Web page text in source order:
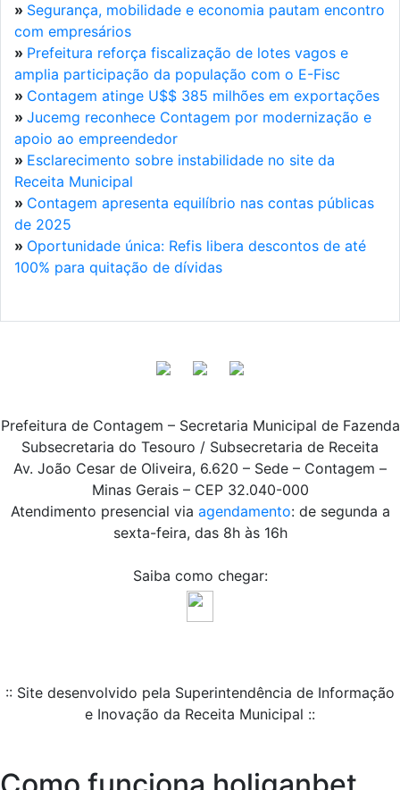
» Segurança, mobilidade e economia pautam encontro
com empresários
» Prefeitura reforça fiscalização de lotes vagos e
amplia participação da população com o E-Fisc
» Contagem atinge U$$ 385 milhões em exportações
» Jucemg reconhece Contagem por modernização e
apoio ao empreendedor
» Esclarecimento sobre instabilidade no site da
Receita Municipal
» Contagem apresenta equilíbrio nas contas públicas
de 2025
» Oportunidade única: Refis libera descontos de até
100% para quitação de dívidas
Prefeitura de Contagem – Secretaria Municipal de Fazenda
Subsecretaria do Tesouro / Subsecretaria de Receita
Av. João Cesar de Oliveira, 6.620 – Sede – Contagem –
Minas Gerais – CEP 32.040-000
Atendimento presencial via agendamento: de segunda a
sexta-feira, das 8h às 16h
Saiba como chegar:
:: Site desenvolvido pela Superintendência de Informação
e Inovação da Receita Municipal ::